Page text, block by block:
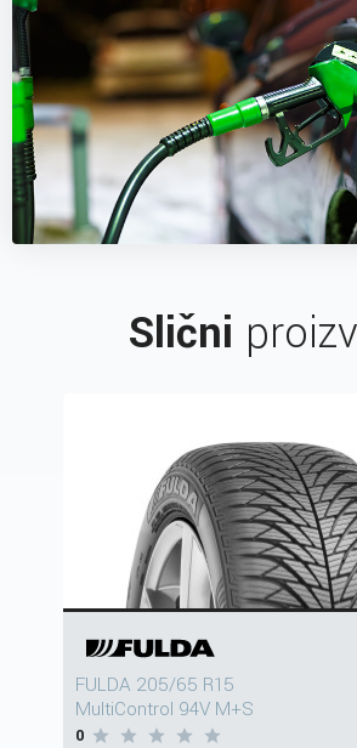
Slični
FULDA 205/65 R15
MultiControl 94V M+S
0